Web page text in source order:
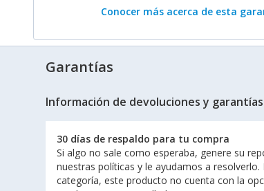
Conocer más acerca de esta
Garantías
Información de devoluciones y garantías
30 días de respaldo para tu compra
Si algo no sale como esperaba, genere su
nuestras políticas y le ayudamos a resolverlo.
categoría, este producto no cuenta con la